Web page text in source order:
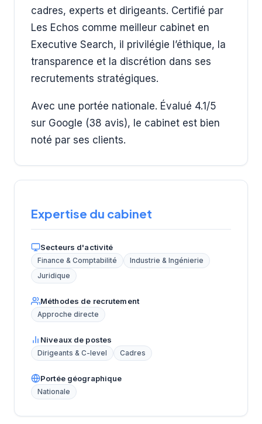
cadres, experts et dirigeants. Certifié par
Les Echos comme meilleur cabinet en
Executive Search, il privilégie l’éthique, la
transparence et la discrétion dans ses
recrutements stratégiques.
Avec une portée nationale. Évalué 4.1/5
sur Google (38 avis), le cabinet est bien
noté par ses clients.
Expertise du cabinet
Secteurs d'activité
Finance & Comptabilité
Industrie & Ingénierie
Juridique
Méthodes de recrutement
Approche directe
Niveaux de postes
Dirigeants & C-level Cadres
Portée géographique
Nationale